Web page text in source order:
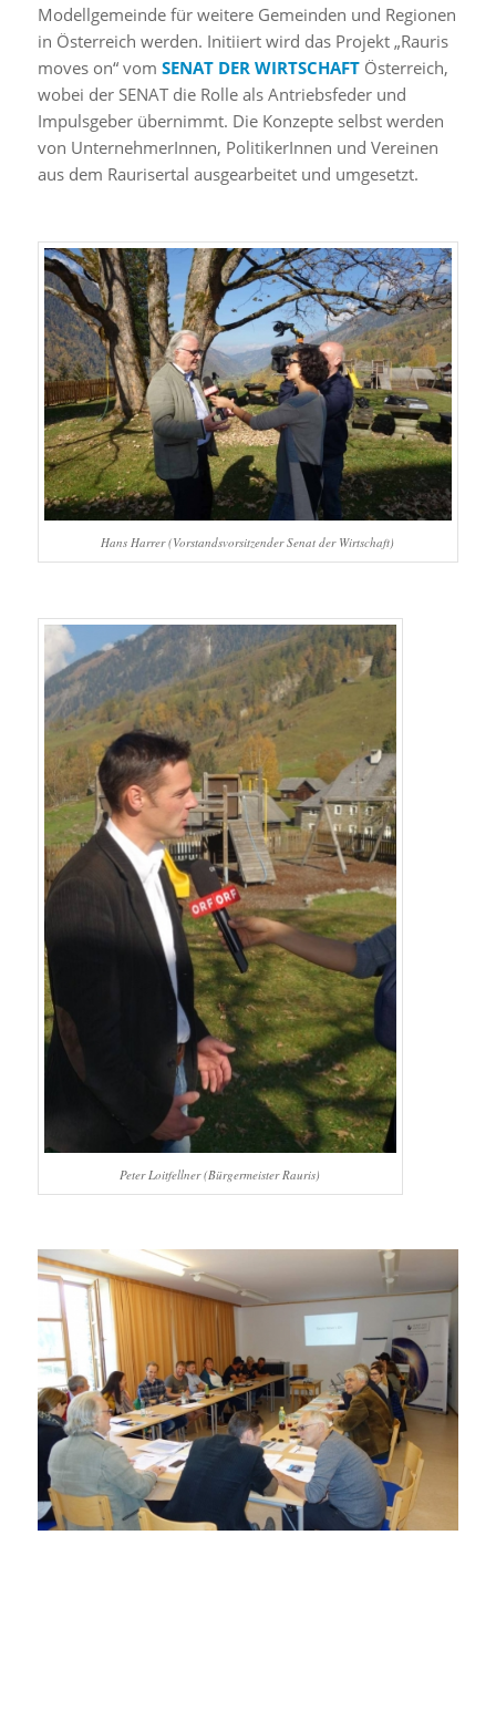
Modellgemeinde für weitere Gemeinden und Regionen
in Österreich werden. Initiiert wird das Projekt „Rauris
moves on“ vom SENAT DER WIRTSCHAFT Österreich,
wobei der SENAT die Rolle als Antriebsfeder und
Impulsgeber übernimmt. Die Konzepte selbst werden
von UnternehmerInnen, PolitikerInnen und Vereinen
aus dem Raurisertal ausgearbeitet und umgesetzt.
Hans Harrer (Vorstandsvorsitzender Senat der Wirtschaft)
Peter Loitfellner (Bürgermeister Rauris)